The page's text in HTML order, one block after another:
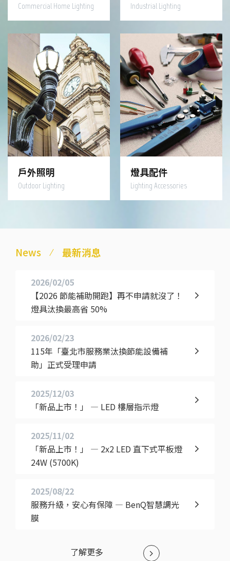
Commercial Home Lighting Industrial Lighting
戶外照明
Outdoor Lighting
燈具配件
Lighting Accessories
News 最新消息
2026/02/05
【2026 節能補助開跑】再不申請就沒了！
燈具汰換最高省 50%
2026/02/23
115年「臺北市服務業汰換節能設備補
助」正式受理申請
2025/12/03
「新品上市！」 — LED 樓層指示燈
2025/11/02
「新品上市！」 — 2x2 LED 直下式平板燈
24W (5700K)
2025/08/22
服務升級，安心有保障 — BenQ智慧調光
膜
了解更多